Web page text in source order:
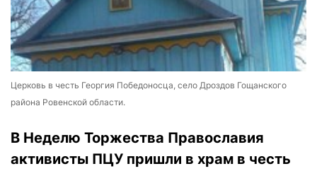
Церковь в честь Георгия Победоносца, село Дроздов Гощанского
района Ровенской области.
В Неделю Торжества Православия
активисты ПЦУ пришли в храм в честь